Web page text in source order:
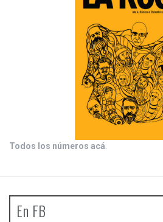
Todos los números acá
En FB